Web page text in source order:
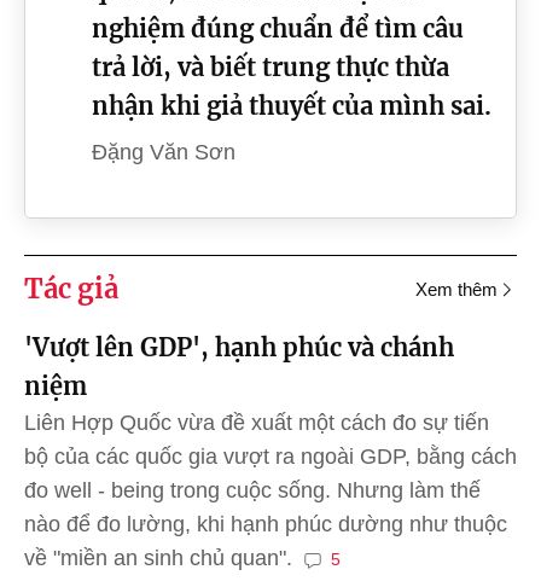
nghiệm đúng chuẩn để tìm câu
trả lời, và biết trung thực thừa
nhận khi giả thuyết của mình sai.
Đặng Văn Sơn
Tác giả Xem thêm
'Vượt lên GDP', hạnh phúc và chánh
niệm
Liên Hợp Quốc vừa đề xuất một cách đo sự tiến
bộ của các quốc gia vượt ra ngoài GDP, bằng cách
đo well - being trong cuộc sống. Nhưng làm thế
nào để đo lường, khi hạnh phúc dường như thuộc
về "miền an sinh chủ quan".
5